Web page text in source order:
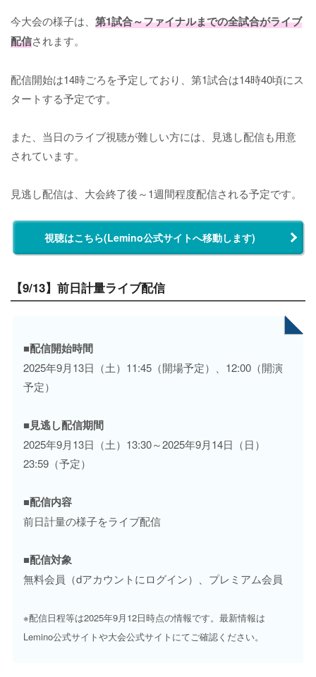
今大会の様子は、 第1試合～ファイナルまでの全試合がライブ
配信されます。
配信開始は14時ごろを予定しており、第1試合は14時40頃にス
タートする予定です。
また、当日のライブ視聴が難しい方には、見逃し配信も用意
されています。
見逃し配信は、大会終了後～1週間程度配信される予定です。
視聴はこちら(Lemino公式サイトへ移動します)
【9/13】前日計量ライブ配信
■配信開始時間
2025年9月13日（土）11:45（開場予定）、12:00（開演
予定）
■見逃し配信期間
2025年9月13日（土）13:30～2025年9月14日（日）
23:59（予定）
■配信内容
前日計量の様子をライブ配信
■配信対象
無料会員（dアカウントにログイン）、プレミアム会員
※配信日程等は2025年9月12日時点の情報です。最新情報は
Lemino公式サイトや大会公式サイトにてご確認ください。